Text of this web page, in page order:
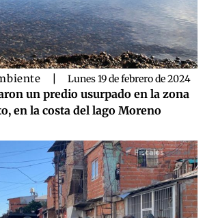
Lunes 19 de febrero de 2024
un predio usurpado en la zona
en la costa del lago Moreno